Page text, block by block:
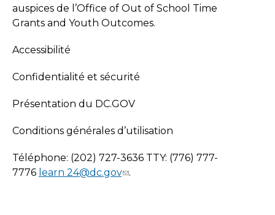
auspices de l’Office of Out of School Time
Grants and Youth Outcomes.
Accessibilité
Confidentialité et sécurité
Présentation du DC.GOV
Conditions générales d’utilisation
Téléphone: (202) 727-3636 TTY: (776) 777-
7776 learn 24@dc.gov .